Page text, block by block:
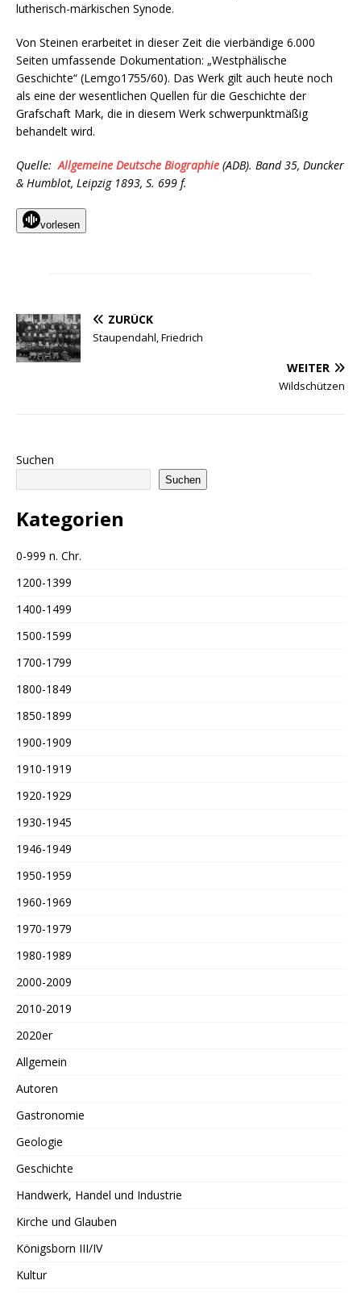
lutherisch-märkischen Synode.
Von Steinen erarbeitet in dieser Zeit die vierbändige 6.000
Seiten umfassende Dokumentation: „Westphälische
Geschichte“ (Lemgo1755/60). Das Werk gilt auch heute noch
als eine der wesentlichen Quellen für die Geschichte der
Grafschaft Mark, die in diesem Werk schwerpunktmäßig
behandelt wird.
Quelle:Allgemeine Deutsche Biographie (ADB). Band 35, Duncker
& Humblot, Leipzig 1893, S. 699 f.
vorlesen
ZURÜCK
Staupendahl, Friedrich
WEITER
Wildschützen
Suchen
Suchen
Kategorien
0-999 n. Chr.
1200-1399
1400-1499
1500-1599
1700-1799
1800-1849
1850-1899
1900-1909
1910-1919
1920-1929
1930-1945
1946-1949
1950-1959
1960-1969
1970-1979
1980-1989
2000-2009
2010-2019
2020er
Allgemein
Autoren
Gastronomie
Geologie
Geschichte
Handwerk, Handel und Industrie
Kirche und Glauben
Königsborn III/IV
Kultur